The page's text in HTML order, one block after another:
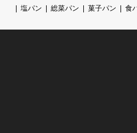
塩パン
総菜パン 菓子パン 食